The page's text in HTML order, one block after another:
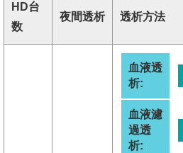
HD台
数
夜間透析 透析方法
血液透
析:
血液濾
過透
析: